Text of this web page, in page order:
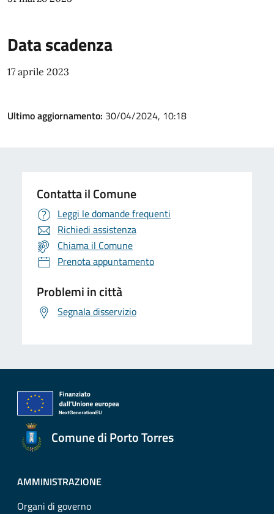
Data scadenza
17 aprile 2023
Ultimo aggiornamento: 30/04/2024, 10:18
Contatta il Comune
Leggi le domande frequenti
Richiedi assistenza
Chiama il Comune
Prenota appuntamento
Problemi in città
Segnala disservizio
Comune di Porto Torres
AMMINISTRAZIONE
Organi di governo